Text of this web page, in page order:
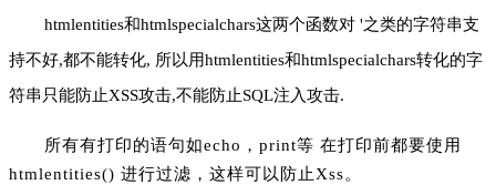
htmlentities和htmlspecialchars这两个函数对 '之类的字符串支
持不好,都不能转化, 所以用htmlentities和htmlspecialchars转化的字
符串只能防止XSS攻击,不能防止SQL注入攻击.
所有有打印的语句如echo，print等 在打印前都要使用
htmlentities() 进行过滤，这样可以防止Xss。